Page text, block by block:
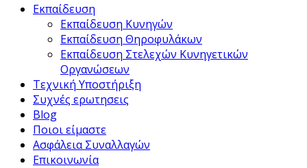
Εκπαίδευση
Εκπαίδευση Κυνηγών
Εκπαίδευση Θηροφυλάκων
Εκπαίδευση Στελεχών Κυνηγετικών
Οργανώσεων
Τεχνική Υποστήριξη
Συχνές ερωτησεις
Blog
Ποιοι είμαστε
Ασφάλεια Συναλλαγών
Επικοινωνία